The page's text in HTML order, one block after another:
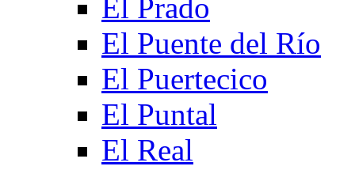
El Prado
El Puente del Río
El Puertecico
El Puntal
El Real